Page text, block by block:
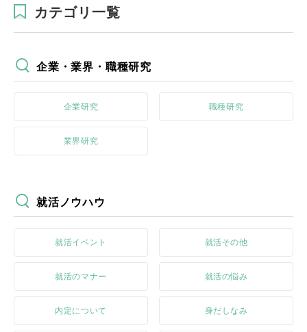
カテゴリ一覧
企業・業界・職種研究
企業研究 職種研究
業界研究
就活ノウハウ
就活イベント 就活その他
就活のマナー 就活の悩み
内定について 身だしなみ